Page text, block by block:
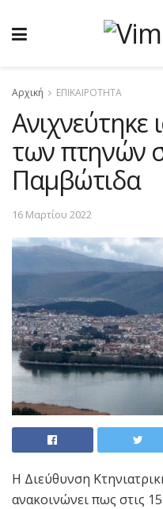
Αρχική ΕΠΙΚΑΙΡΟΤΗΤΑ
Ανιχνεύτηκε
των πτηνών
Παμβώτιδα
16 Μαρτίου 2022
Η Διεύθυνση
ανακοινώνει πως στις